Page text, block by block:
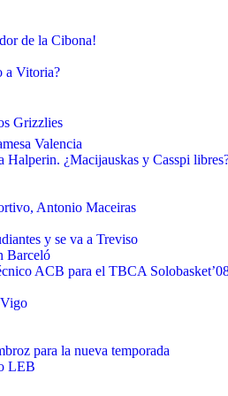
de la Cibona!
a Vitoria?
Grizzlies
Valencia
Halperin. ¿Macijauskas y Casspi
Antonio Maceiras
y se va a Treviso
Barceló
ACB para el TBCA
para la nueva temporada
LEB